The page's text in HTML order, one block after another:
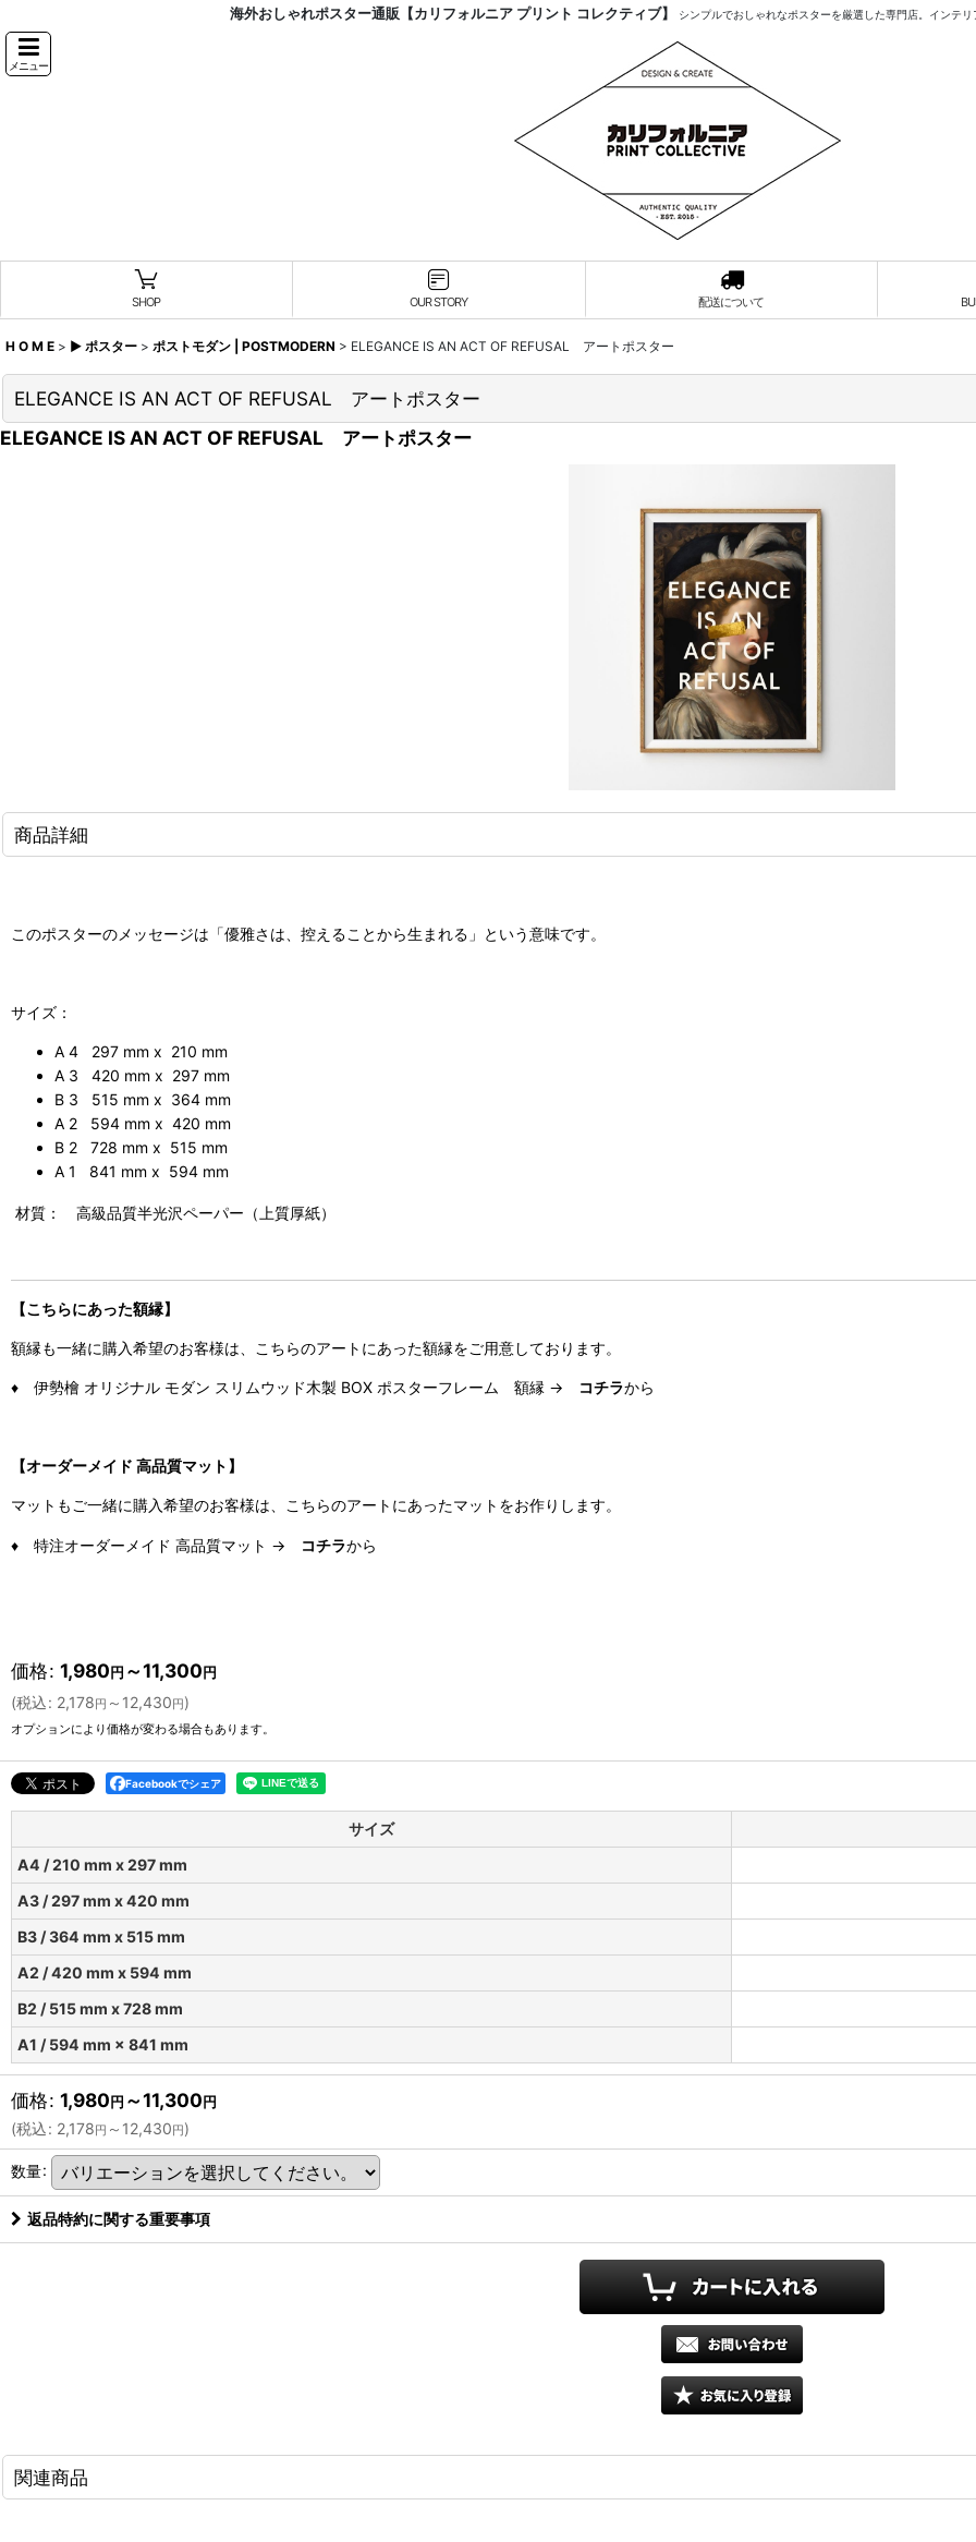
海外おしゃれポスター通販【カリフォルニア プリント コレクティブ】 シンプルでおしゃれなポスターを厳選した専門店。インテ
メニュー
SHOP OUR STORY 配送について
H O M E > ▶︎ ポスター > ポストモダン | POSTMODERN > ELEGANCE IS AN ACT OF REFUSAL アートポスター
ELEGANCE IS AN ACT OF REFUSAL アートポスター
ELEGANCE IS AN ACT OF REFUSAL アートポスター
商品詳細
このポスターのメッセージは「優雅さは、控えることから生まれる」という意味です。
サイズ：
A 4 297 mm x 210 mm
A 3 420 mm x 297 mm
B 3 515 mm x 364 mm
A 2 594 mm x 420 mm
B 2 728 mm x 515 mm
A 1 841 mm x 594 mm
材質： 高級品質半光沢ペーパー（上質厚紙）
【こちらにあった額縁】
額縁も一緒に購入希望のお客様は、こちらのアートにあった額縁をご用意しております。
♦ 伊勢檜 オリジナル モダン スリムウッド木製 BOX ポスターフレーム 額縁 → コチラから
【オーダーメイド 高品質マット】
マットもご一緒に購入希望のお客様は、こちらのアートにあったマットをお作りします。
♦ 特注オーダーメイド 高品質マット → コチラから
価格: 1,980円 ～11,300円
(税込: 2,178円 ～12,430円)
オプションにより価格が変わる場合もあります。
Facebookでシェア
サイズ
A4 / 210 mm x 297 mm
A3 / 297 mm x 420 mm
B3 / 364 mm x 515 mm
A2 / 420 mm x 594 mm
B2 / 515 mm x 728 mm
A1 / 594 mm × 841 mm
価格: 1,980円 ～11,300円
(税込: 2,178円 ～12,430円)
数量:
返品特約に関する重要事項
関連商品